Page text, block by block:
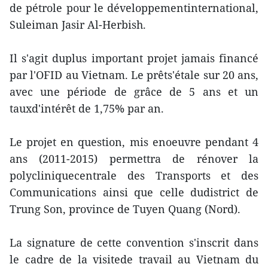
de pétrole pour le développementinternational,
Suleiman Jasir Al-Herbish.
Il s'agit duplus important projet jamais financé
par l'OFID au Vietnam. Le prêts'étale sur 20 ans,
avec une période de grâce de 5 ans et un
tauxd'intérêt de 1,75% par an.
Le projet en question, mis enoeuvre pendant 4
ans (2011-2015) permettra de rénover la
polycliniquecentrale des Transports et des
Communications ainsi que celle dudistrict de
Trung Son, province de Tuyen Quang (Nord).
La signature de cette convention s'inscrit dans
le cadre de la visitede travail au Vietnam du